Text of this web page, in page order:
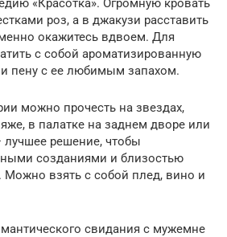
роз, а в джакузи расставить
окажитесь вдвоем. Для
с собой ароматизированную
пену с ее любимым запахом.
можно прочесть на звездах,
в палатке на заднем дворе или
лучшее решение, чтобы
созданиями и близостью
взять с собой плед, вино и
свидания с мужемне